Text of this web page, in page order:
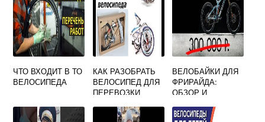
ЧТО ВХОДИТ В ТО
ВЕЛОСИПЕДА
КАК РАЗОБРАТЬ
ВЕЛОСИПЕД ДЛЯ
ПЕРЕВОЗКИ
КОМПАНИЕЙ
ВЕЛОБАЙКИ ДЛЯ
ФРИРАЙДА:
ОБЗОР И